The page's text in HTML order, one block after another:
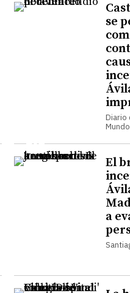
se
Diario
Mundo
El
a